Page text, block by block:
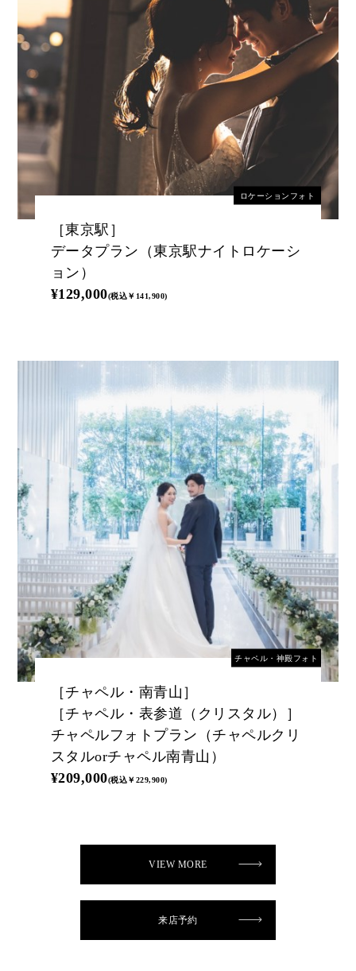
［東京駅］
データプラン（東京駅ナイトロケーシ
ョン）
¥129,000(税込￥141,900)
ロケーションフォト
［チャペル・南青山］
［チャペル・表参道（クリスタル）］
チャペルフォトプラン（チャペルクリ
スタルorチャペル南青山）
¥209,000(税込￥229,900)
チャペル・神殿フォト
VIEW MORE
来店予約